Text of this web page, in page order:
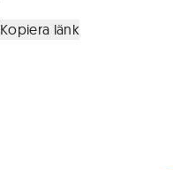
Kopiera länk